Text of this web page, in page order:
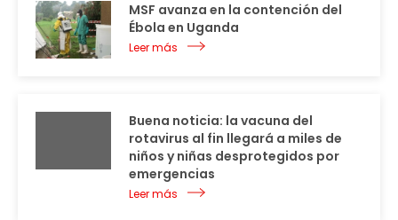
MSF avanza en la contención del
Ébola en Uganda
Leer más
Buena noticia: la vacuna del
rotavirus al fin llegará a miles de
niños y niñas desprotegidos por
emergencias
Leer más